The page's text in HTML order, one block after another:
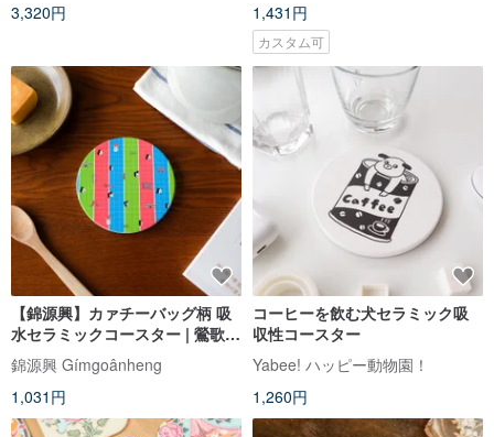
3,320円
1,431円
カスタム可
【錦源興】カァチーバッグ柄 吸
水セラミックコースター | 鶯歌セ
ラミック製 滑り止め付き ギフト
新築祝い
錦源興 Gímgoânheng
1,031円
コーヒーを飲む犬セラミック吸
収性コースター
Yabee! ハッピー動物園！
1,260円